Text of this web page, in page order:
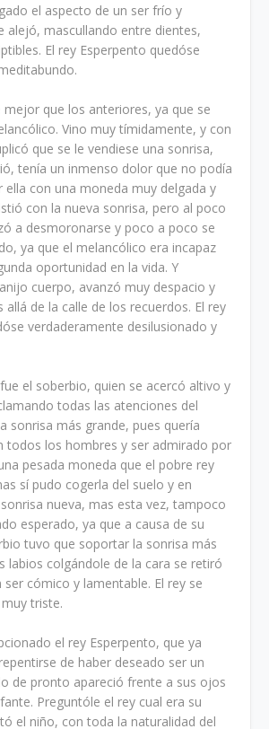
el aspecto de un ser frío y
alejó, mascullando entre dientes,
El rey Esperpento quedóse
mejor que los anteriores, ya que se
Vino muy tímidamente, y con
que se le vendiese una sonrisa,
tenía un inmenso dolor que no podía
ella con una moneda muy delgada y
con la nueva sonrisa, pero al poco
a desmoronarse y poco a poco se
ya que el melancólico era incapaz
oportunidad en la vida. Y
cuerpo, avanzó muy despacio y
allá de la calle de los recuerdos. El rey
verdaderamente desilusionado y
el soberbio, quien se acercó altivo y
todas las atenciones del
sonrisa más grande, pues quería
todos los hombres y ser admirado por
pesada moneda que el pobre rey
sí pudo cogerla del suelo y en
nueva, mas esta vez, tampoco
esperado, ya que a causa de su
tuvo que soportar la sonrisa más
labios colgándole de la cara se retiró
cómico y lamentable. El rey se
triste.
el rey Esperpento, que ya
de haber deseado ser un
de pronto apareció frente a sus ojos
Preguntóle el rey cual era su
el niño, con toda la naturalidad del